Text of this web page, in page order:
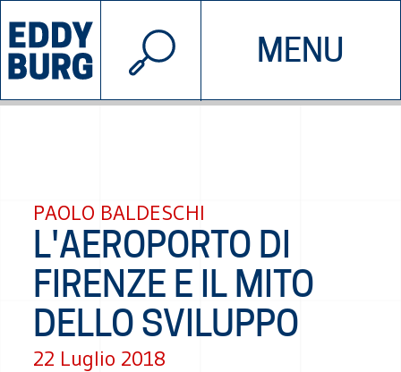
MENU
INIZIATIVE CHI SIAMO
© 2026 EDDYBURG
PAOLO BALDESCHI
L'AEROPORTO DI
FIRENZE E IL MITO
DELLO SVILUPPO
22 Luglio 2018